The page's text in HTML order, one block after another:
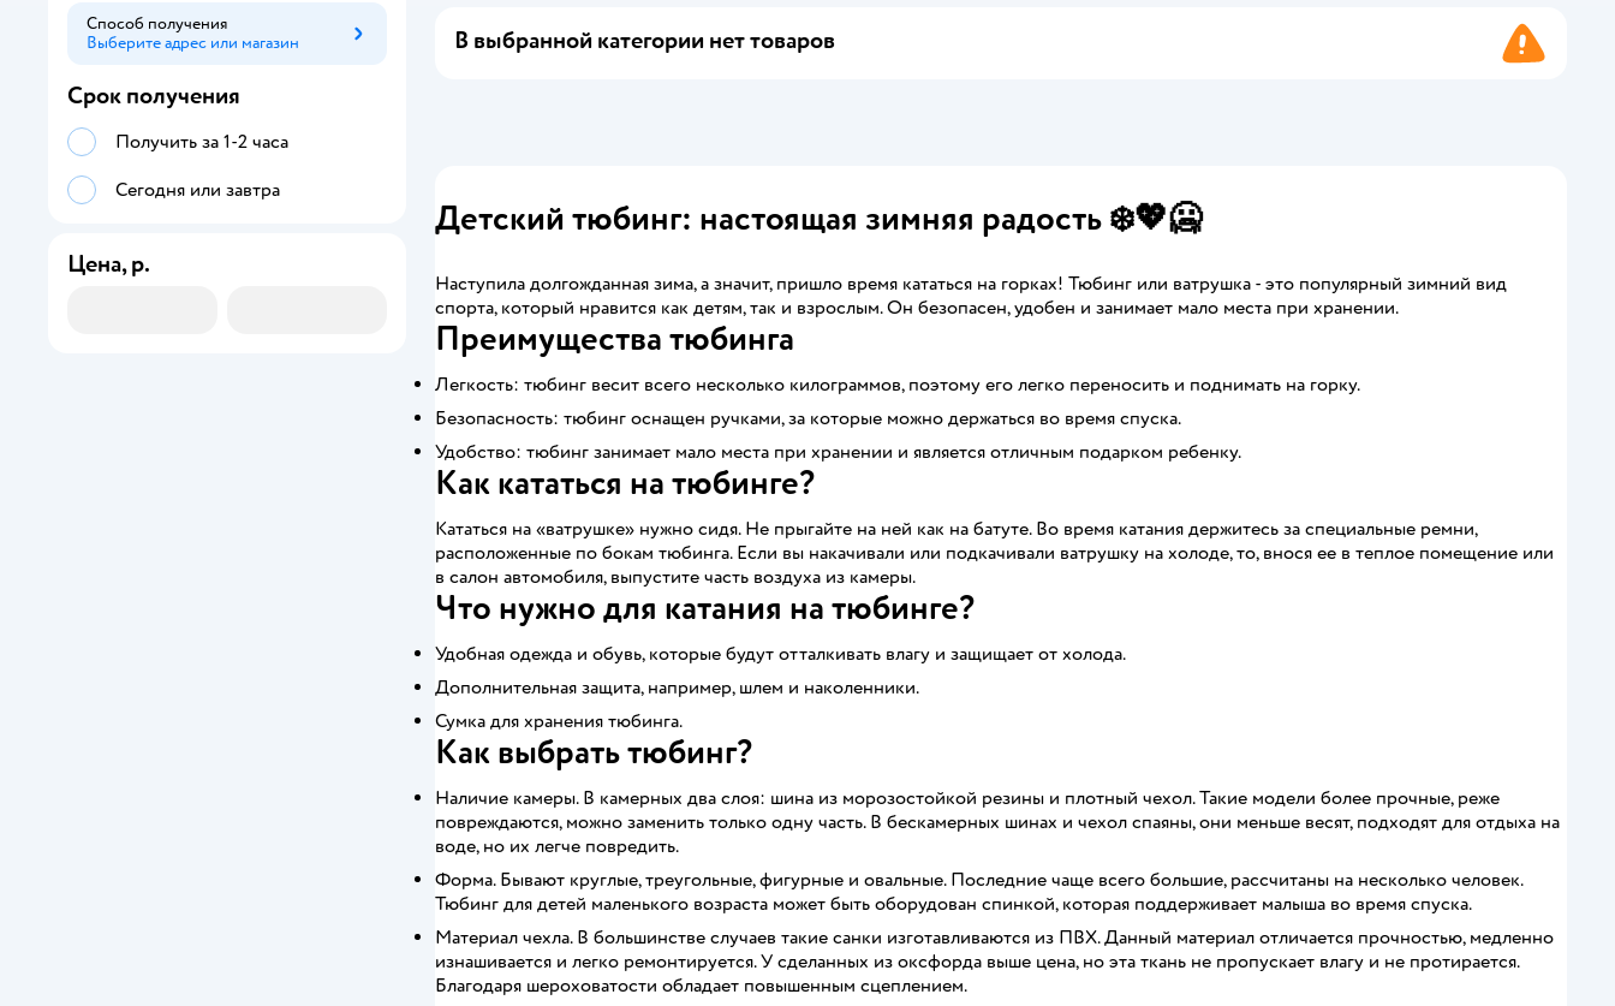
В выбранной категории нет товаров
Детский тюбинг: настоящая зимняя радость ❄️💖🥶
Наступила долгожданная зима, а значит, пришло время кататься на горках! Тюбинг или ватрушка - это популярный зимний вид
спорта, который нравится как детям, так и взрослым. Он безопасен, удобен и занимает мало места при хранении.
Преимущества тюбинга
Легкость: тюбинг весит всего несколько килограммов, поэтому его легко переносить и поднимать на горку.
Безопасность: тюбинг оснащен ручками, за которые можно держаться во время спуска.
Удобство: тюбинг занимает мало места при хранении и является отличным подарком ребенку.
Как кататься на тюбинге?
Кататься на «ватрушке» нужно сидя. Не прыгайте на ней как на батуте. Во время катания держитесь за специальные ремни,
расположенные по бокам тюбинга. Если вы накачивали или подкачивали ватрушку на холоде, то, внося ее в теплое помещение или
в салон автомобиля, выпустите часть воздуха из камеры.
Что нужно для катания на тюбинге?
Удобная одежда и обувь, которые будут отталкивать влагу и защищает от холода.
Дополнительная защита, например, шлем и наколенники.
Сумка для хранения тюбинга.
Как выбрать тюбинг?
Наличие камеры. В камерных два слоя: шина из морозостойкой резины и плотный чехол. Такие модели более прочные, реже
повреждаются, можно заменить только одну часть. В бескамерных шинах и чехол спаяны, они меньше весят, подходят для отдыха на
воде, но их легче повредить.
Форма. Бывают круглые, треугольные, фигурные и овальные. Последние чаще всего большие, рассчитаны на несколько человек.
Тюбинг для детей маленького возраста может быть оборудован спинкой, которая поддерживает малыша во время спуска.
Материал чехла. В большинстве случаев такие санки изготавливаются из ПВХ. Данный материал отличается прочностью, медленно
изнашивается и легко ремонтируется. У сделанных из оксфорда выше цена, но эта ткань не пропускает влагу и не протирается.
Благодаря шероховатости обладает повышенным сцеплением.
Способ получения
Выберите адрес или магазин
Способ получения
Срок получения
Получить за 1-2 часа
Сегодня или завтра
Цена, р.